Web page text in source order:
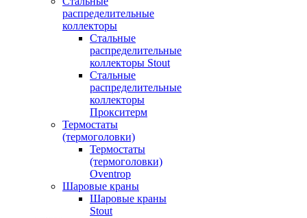
распределительные
коллекторы
Стальные
распределительные
коллекторы Stout
Стальные
распределительные
коллекторы
Прокситерм
Термостаты
(термоголовки)
Термостаты
(термоголовки)
Oventrop
Шаровые краны
Шаровые краны
Stout